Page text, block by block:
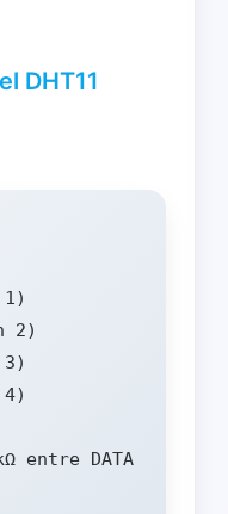
DHT11
2)
DATA y VCC